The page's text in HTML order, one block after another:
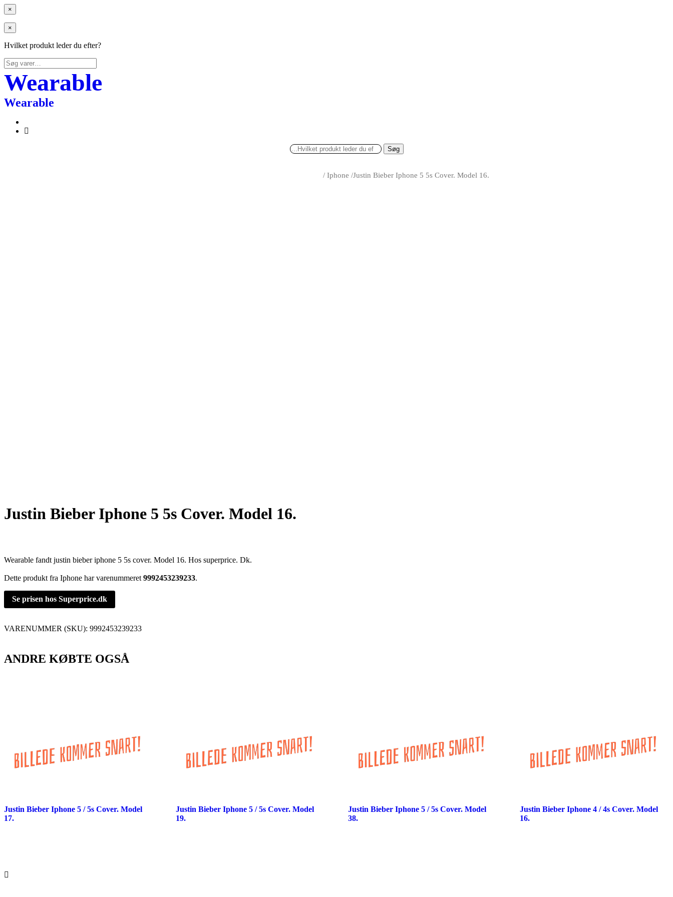
×
×
Hvilket produkt leder du efter?
Søg
efter:
Wearable
Wearable
Søg
/ Iphone /Justin Bieber Iphone 5 5s Cover. Model 16.
Justin Bieber Iphone 5 5s Cover. Model 16.
Wearable fandt justin bieber iphone 5 5s cover. Model 16. Hos superprice. Dk.
Dette produkt fra Iphone har varenummeret 9992453239233.
Se prisen hos Superprice.dk
VARENUMMER (SKU): 9992453239233
ANDRE KØBTE OGSÅ
Justin Bieber Iphone 5 / 5s Cover. Model
17.
Justin Bieber Iphone 5 / 5s Cover. Model
19.
Justin Bieber Iphone 5 / 5s Cover. Model
38.
Justin Bieber Iphone 4 / 4s Cover. Model
16.